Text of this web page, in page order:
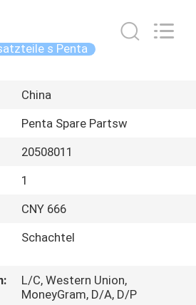
s Penta
China
Penta Spare Partsw
20508011
1
CNY 666
Schachtel
L/C, Western Union,
MoneyGram, D/A, D/P